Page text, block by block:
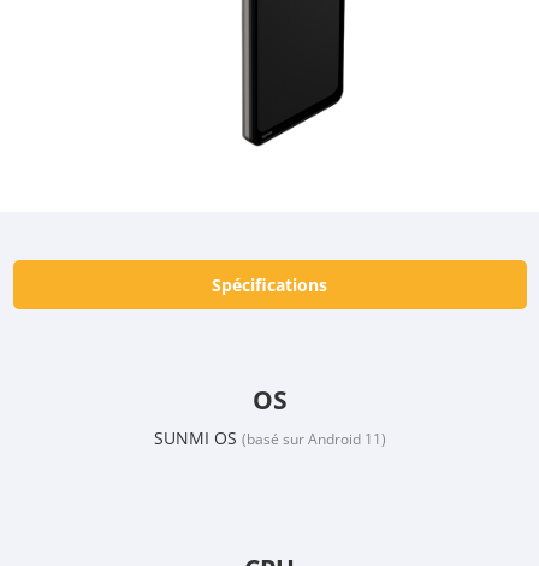
Spécifications
OS
SUNMI OS (basé sur Android 11)